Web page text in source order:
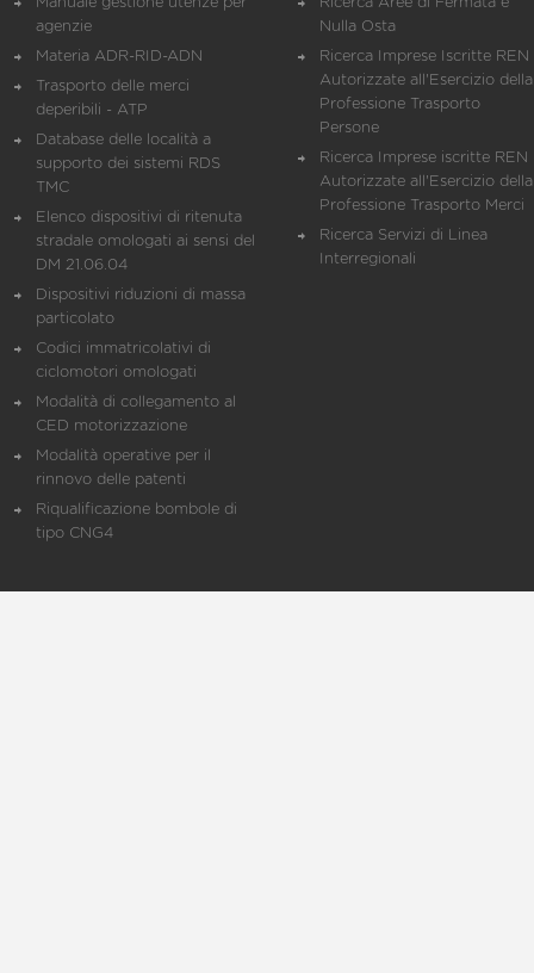
agenzie
Materia ADR-RID-ADN
Trasporto delle merci
deperibili - ATP
Database delle località a
supporto dei sistemi RDS
TMC
Elenco dispositivi di ritenuta
stradale omologati ai sensi del
DM 21.06.04
Dispositivi riduzioni di massa
particolato
Codici immatricolativi di
ciclomotori omologati
Modalità di collegamento al
CED motorizzazione
Modalità operative per il
rinnovo delle patenti
Riqualificazione bombole di
tipo CNG4
Nulla Osta
Ricerca Imprese Iscritte REN
Autorizzate all'Esercizio della
Professione Trasporto
Persone
Ricerca Imprese iscritte REN
Autorizzate all'Esercizio della
Professione Trasporto Merci
Ricerca Servizi di Linea
Interregionali